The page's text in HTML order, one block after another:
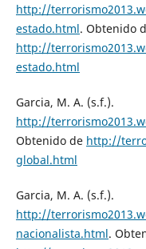
http://
estado.html. Obtenido
http://
estado.html
Garcia, M. A. (s.f.).
http://
Obtenido de http://
global.html
Garcia, M. A. (s.f.).
http://
nacionalista.html.